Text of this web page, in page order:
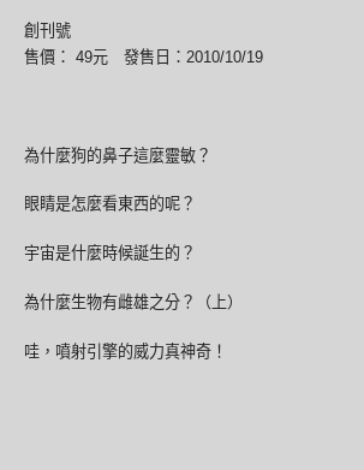
創刊號
售價： 49元 發售日：2010/10/19
為什麼狗的鼻子這麼靈敏？
眼睛是怎麼看東西的呢？
宇宙是什麼時候誕生的？
為什麼生物有雌雄之分？（上）
哇，噴射引擎的威力真神奇！